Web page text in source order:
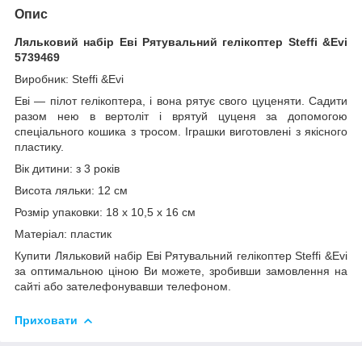
Опис
Ляльковий набір Еві Рятувальний гелікоптер Steffi &Evi
5739469
Виробник: Steffi &Evi
Еві — пілот гелікоптера, і вона рятує свого цуценяти. Садити
разом нею в вертоліт і врятуй цуценя за допомогою
спеціального кошика з тросом. Іграшки виготовлені з якісного
пластику.
Вік дитини: з 3 років
Висота ляльки: 12 см
Розмір упаковки: 18 x 10,5 x 16 см
Матеріал: пластик
Купити Ляльковий набір Еві Рятувальний гелікоптер Steffi &Evi
за оптимальною ціною Ви можете, зробивши замовлення на
сайті або зателефонувавши телефоном.
Приховати